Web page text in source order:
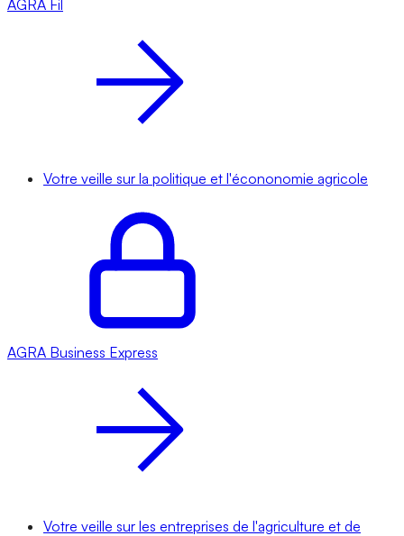
AGRA Fil
Votre veille sur la politique et l'écononomie agricole
AGRA Business Express
Votre veille sur les entreprises de l'agriculture et de